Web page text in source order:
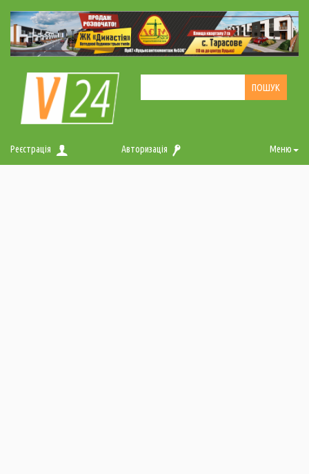
Реєстрація Авторизація Меню